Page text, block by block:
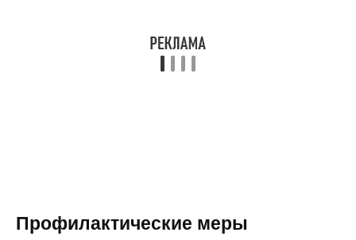
Профилактические меры